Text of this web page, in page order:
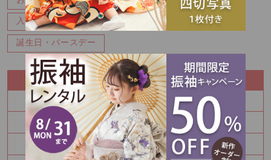
入園・入学 写真 卒業 卒業袴 成人式
誕生日・バースデー
RECENT ENTRY
振袖を決めるなら今！
秋の参拝をお考えなら前撮り！
かわいい金太郎さん